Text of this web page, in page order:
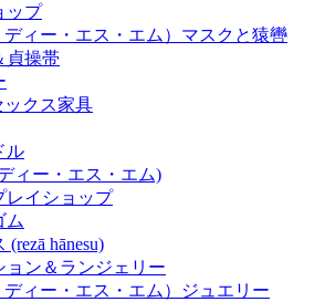
ップ
ィー・エス・エム）マスクと猿轡
貞操帯
クス家具
ル
ィー・エス・エム)
レイショップ
ム
hānesu)
ョン＆ランジェリー
ィー・エス・エム）ジュエリー